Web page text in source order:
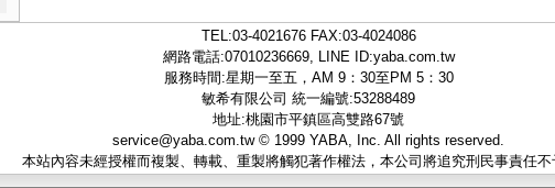
TEL:03-4021676FAX:03-4024086
網路電話:07010236669, LINE ID:yaba.com.tw
服務時間:星期一至五，AM 9：30至PM 5：30
敏希有限公司 統一編號:53288489
地址:桃園市平鎮區高雙路67號
service@yaba.com.tw© 1999 YABA, Inc. All rights reserved.
本站內容未經授權而複製、轉載、重製將觸犯著作權法，本公司將追究刑民事責任不